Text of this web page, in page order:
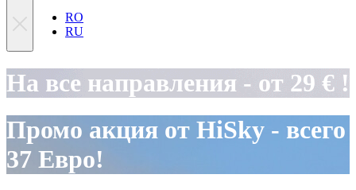
RO
RU
На все направления - от 29 € !
Промо акция от HiSky - всего
37 Евро!